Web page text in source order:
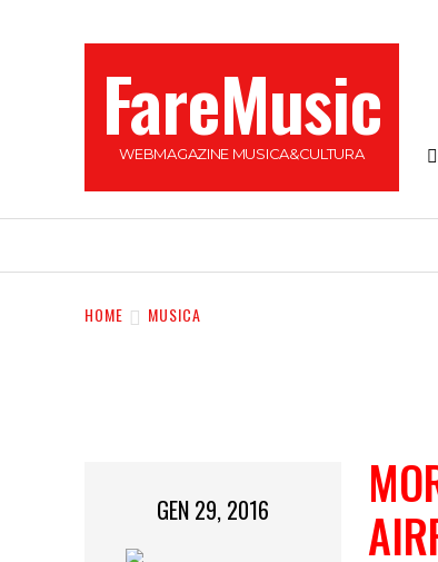
FareMusic
WEBMAGAZINE MUSICA&CULTURA
HOME MUSICA
GEN 29, 2016